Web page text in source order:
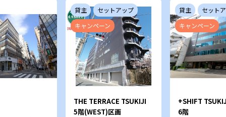
貸主
セットアップ
キャンペーン
THE TERRACE TSUKIJI
5階(WEST)区画
貸主
セット
キャンペーン
+SHIFT
6階